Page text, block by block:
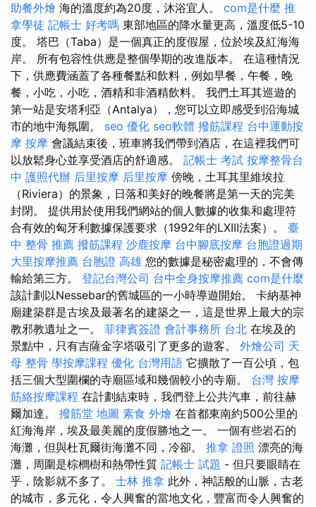
助餐外燴 海的溫度約為20度，沐浴宜人。 com是什麼 推
拿學徒 記帳士 好考嗎 東部地區的降水量更高，溫度低5-10
度。 塔巴（Taba）是一個真正的度假屋，位於埃及紅海海
岸。 所有包容性供應是整個學期的改進版本。 在這種情況
下，供應費涵蓋了各種餐點和飲料，例如早餐，午餐，晚
餐，小吃，小吃，酒精和非酒精飲料。 我們土耳其巡遊的
第一站是安塔利亞（Antalya），您可以立即感受到沿海城
市的地中海氛圍。 seo 優化 seo軟體 撥筋課程 台中運動按
摩 按摩 會議結束後，班車將我們帶到酒店，在這裡我們可
以放鬆身心並享受酒店的舒適感。 記帳士 考試 按摩整骨台
中 護照代辦 后里按摩 后里按摩 傍晚，土耳其里維埃拉
（Riviera）的景象，日落和美好的晚餐將是第一天的完美
封閉。 提供用於使用我們網站的個人數據的收集和處理符
合有效的匈牙利數據保護要求（1992年的LXIII法案）。 臺
中 整骨 推薦 撥筋課程 沙鹿按摩 台中腳底按摩 台胞證過期
大里按摩推薦 台胞證 高雄 您的數據是秘密處理的，不會傳
輸給第三方。 登記台灣公司 台中全身按摩推薦 com是什麼
該計劃以Nessebar的舊城區的一小時導遊開始。 卡納基神
廟建築群是古埃及最著名的建築之一，這是世界上最大的宗
教邪教遺址之一。 菲律賓簽證 會計事務所 台北 在埃及的
景點中，只有吉薩金字塔吸引了更多的遊客。 外燴公司 天
母 整骨 學按摩課程 優化 台灣用語 它擴散了一百公頃，包
括三個大型圍欄的寺廟區域和幾個較小的寺廟。 台灣 按摩
筋絡按摩課程 在計劃結束時，我們登上公共汽車，前往赫
爾加達。 撥筋堂 地圖 素食 外燴 在首都東南約500公里的
紅海海岸，埃及最美麗的度假勝地之一。 一個有些岩石的
海灘，但與杜瓦爾街海灘不同，冷卻。 推拿 證照 漂亮的海
灘，周圍是棕櫚樹和熱帶性質 記帳士 試題 - 但只要眼睛在
乎，陰影就不多了。 士林 推拿 此外，神話般的山脈，古老
的城市，多元化，令人興奮的當地文化，豐富而令人興奮的